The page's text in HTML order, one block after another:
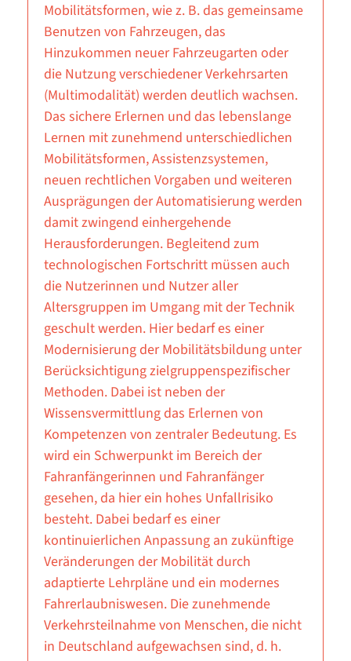
Mobilitätsformen, wie z. B. das gemeinsame
Benutzen von Fahrzeugen, das
Hinzukommen neuer Fahrzeugarten oder
die Nutzung verschiedener Verkehrsarten
(Multimodalität) werden deutlich wachsen.
Das sichere Erlernen und das lebenslange
Lernen mit zunehmend unterschiedlichen
Mobilitätsformen, Assistenzsystemen,
neuen rechtlichen Vorgaben und weiteren
Ausprägungen der Automatisierung werden
damit zwingend einhergehende
Herausforderungen. Begleitend zum
technologischen Fortschritt müssen auch
die Nutzerinnen und Nutzer aller
Altersgruppen im Umgang mit der Technik
geschult werden. Hier bedarf es einer
Modernisierung der Mobilitätsbildung unter
Berücksichtigung zielgruppenspezifischer
Methoden. Dabei ist neben der
Wissensvermittlung das Erlernen von
Kompetenzen von zentraler Bedeutung. Es
wird ein Schwerpunkt im Bereich der
Fahranfängerinnen und Fahranfänger
gesehen, da hier ein hohes Unfallrisiko
besteht. Dabei bedarf es einer
kontinuierlichen Anpassung an zukünftige
Veränderungen der Mobilität durch
adaptierte Lehrpläne und ein modernes
Fahrerlaubniswesen. Die zunehmende
Verkehrsteilnahme von Menschen, die nicht
in Deutschland aufgewachsen sind, d. h.